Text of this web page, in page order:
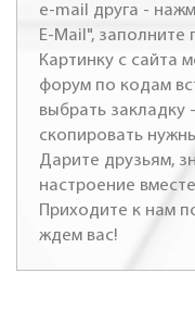
e-mail друга -
E-Mail",
Картинку с сайта
форум по кодам
выбрать закладку
скопировать
Дарите друзьям,
настроение
Приходите к нам
ждем вас!